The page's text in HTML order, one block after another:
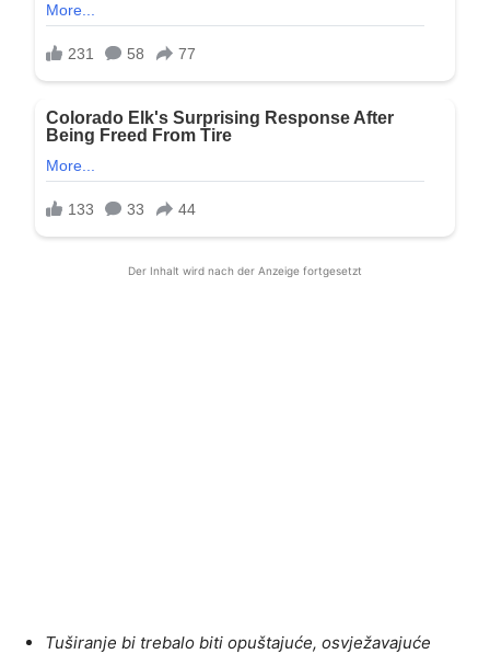
Der Inhalt wird nach der Anzeige fortgesetzt
Tuširanje bi trebalo biti opuštajuće, osvježavajuće